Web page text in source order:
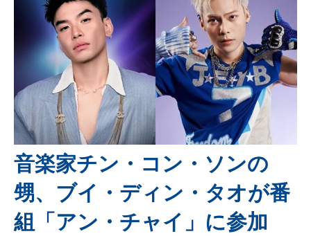
音楽家チン・コン・ソンの
甥、ブイ・ディン・タオが番
組「アン・チャイ」に参加